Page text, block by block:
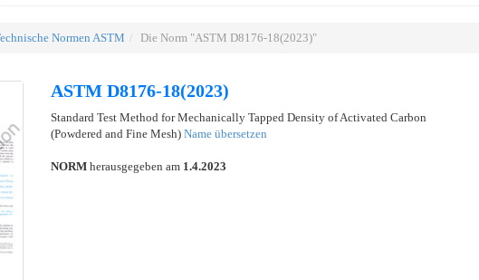
Normen ASTM Die Norm "ASTM D8176-18(2023)"
ASTM D8176-18(2023)
Standard Test Method for Mechanically Tapped Density of Activated Carbon
(Powdered and Fine Mesh) Name übersetzen
NORM herausgegeben am 1.4.2023